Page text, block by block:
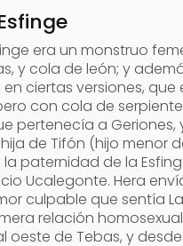
era un monstruo
y cola de león; y
en ciertas versiones,
con cola de
pertenecía a Geriones,
de Tifón (hijo menor
paternidad de la
Ucalegonte. Hera
culpable que sentía
relación
oeste de Tebas, y